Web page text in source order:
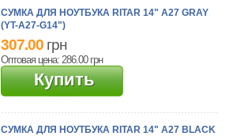
СУМКА ДЛЯ НОУТБУКА RITAR 14" A27 GRAY
(YT-A27-G14")
307.00 грн
Оптовая цена: 286.00 грн
Купить
СУМКА ДЛЯ НОУТБУКА RITAR 14" A27 BLACK